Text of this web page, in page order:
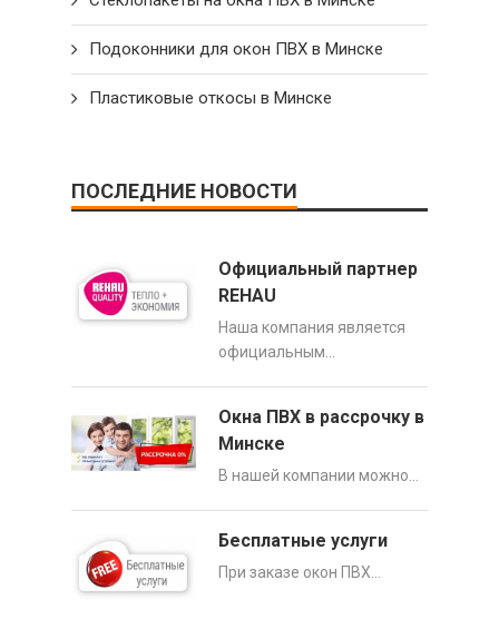
Подоконники для окон ПВХ в Минске
Пластиковые откосы в Минске
ПОСЛЕДНИЕ НОВОСТИ
Официальный партнер
REHAU
Наша компания является
официальным…
Окна ПВХ в рассрочку в
Минске
В нашей компании можно…
Бесплатные услуги
При заказе окон ПВХ…